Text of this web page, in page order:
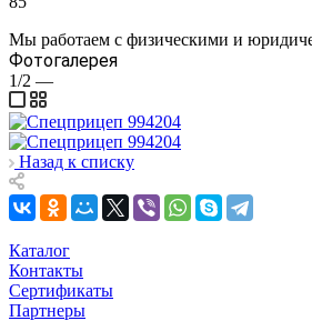
Мы работаем с физическими и
Фотогалерея
1/2 —
Назад к списку
Каталог
Контакты
Сертификаты
Партнеры